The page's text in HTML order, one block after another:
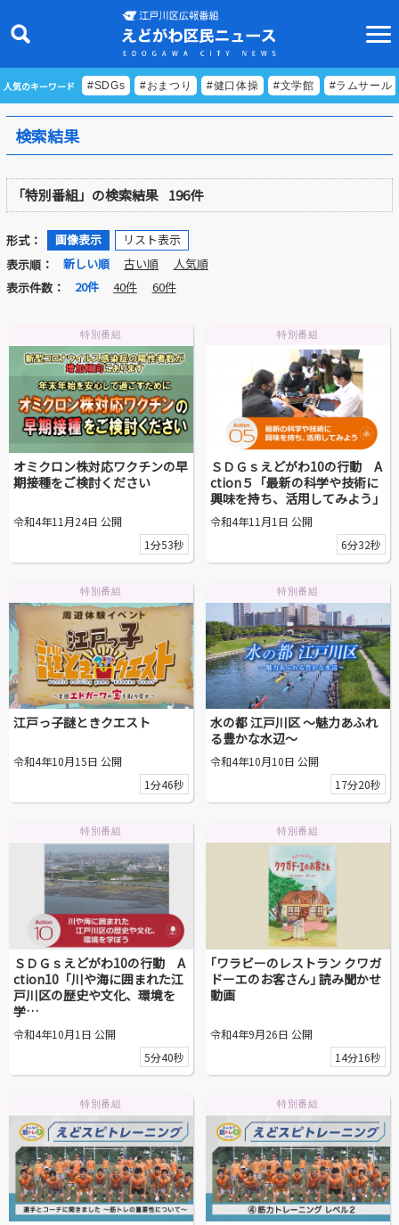
ニュース
特集
ビデオリポート
特別番組
EDOGAWA ATHLETE FILE
えどトピ
区議会だより
#えど推し
江戸川区でともに暮らそう / Living Together in Edogaw
a City
おうちで動画
Everyone's SDGs ～17のゴールを目指して～
ふるさと散歩
Others
より前
人気のキーワード #SDGs #おまつり #健口体操 #文学館 #ラムサール
検索結果
「特別番組」の検索結果 196件
形式： 画像表示
リスト表示
表示順：
新しい順 古い順
人気順
表示件数：
20件 40件 60件
特別番組
オミクロン株対応ワクチンの早
期接種をご検討ください
令和4年11月24日 公開
1分53秒
特別番組
ＳＤＧｓえどがわ10の行動 A
ction５「最新の科学や技術に
興味を持ち、活用してみよう」
令和4年11月1日 公開
6分32秒
特別番組
江戸っ子謎ときクエスト
令和4年10月15日 公開
1分46秒
特別番組
水の都 江戸川区 ～魅力あふれ
る豊かな水辺～
令和4年10月10日 公開
17分20秒
特別番組
ＳＤＧｓえどがわ10の行動 A
ction10「川や海に囲まれた江
戸川区の歴史や文化、環境を
学…
令和4年10月1日 公開
5分40秒
特別番組
｢ワラビーのレストラン クワガ
ドーエのお客さん｣ 読み聞かせ
動画
令和4年9月26日 公開
14分16秒
特別番組 特別番組